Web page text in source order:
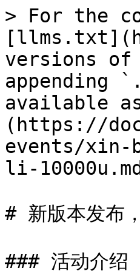
> For the
versions of
appending
available
(https://
events/xin-
li-
# 新版本发布
### 活动介绍